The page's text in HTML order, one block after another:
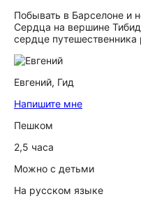
Побывать в Барселоне и
Сердца на вершине
сердце
Евгений, Гид
Напишите мне
Пешком
2,5 часа
Можно с детьми
На русском языке